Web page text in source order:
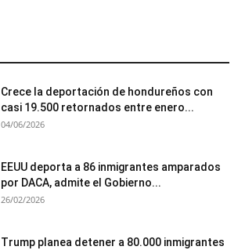
Crece la deportación de hondureños con
casi 19.500 retornados entre enero...
04/06/2026
EEUU deporta a 86 inmigrantes amparados
por DACA, admite el Gobierno...
26/02/2026
Trump planea detener a 80.000 inmigrantes